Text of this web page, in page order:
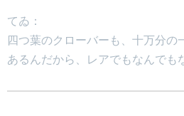
てゐ：
四つ葉のクローバーも、十万分の
あるんだから、レアでもなんでも